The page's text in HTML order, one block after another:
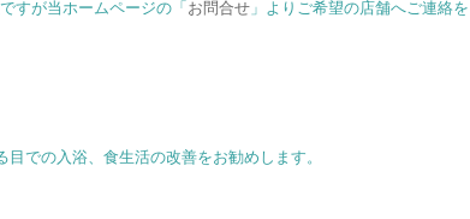
すが当ホームページの「お問合せ 」よりご希望の店舗へご連絡を
での入浴、食生活の改善をお勧めします。